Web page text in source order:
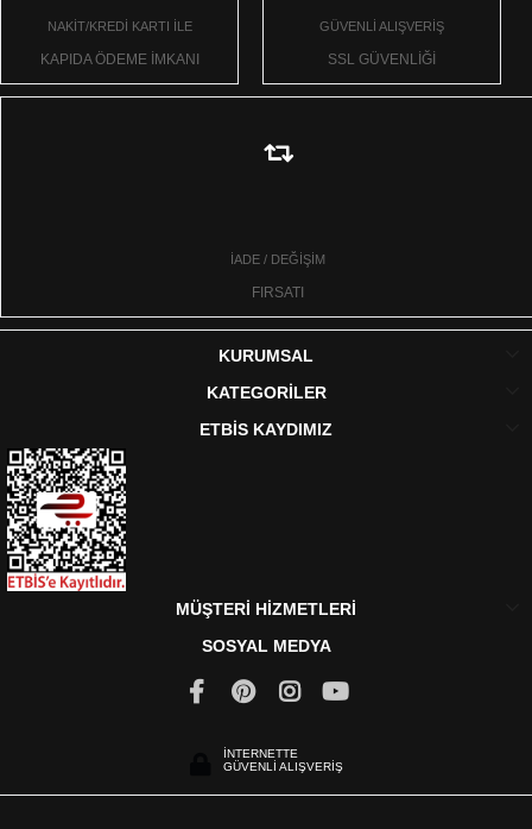
NAKİT/KREDİ KARTI İLE
KAPIDA ÖDEME İMKANI
GÜVENLİ ALIŞVERİŞ
SSL GÜVENLİĞİ
İADE / DEĞİŞİM
FIRSATI
KURUMSAL
KATEGORİLER
ETBİS KAYDIMIZ
MÜŞTERİ HİZMETLERİ
SOSYAL MEDYA
İNTERNETTE
GÜVENLİ ALIŞVERİŞ